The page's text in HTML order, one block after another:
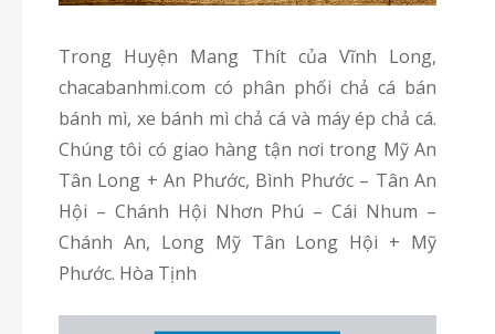
Trong Huyện Mang Thít của Vĩnh Long,
chacabanhmi.com có phân phối chả cá bán
bánh mì, xe bánh mì chả cá và máy ép chả cá.
Chúng tôi có giao hàng tận nơi trong Mỹ An
Tân Long + An Phước, Bình Phước – Tân An
Hội – Chánh Hội Nhơn Phú – Cái Nhum –
Chánh An, Long Mỹ Tân Long Hội + Mỹ
Phước. Hòa Tịnh